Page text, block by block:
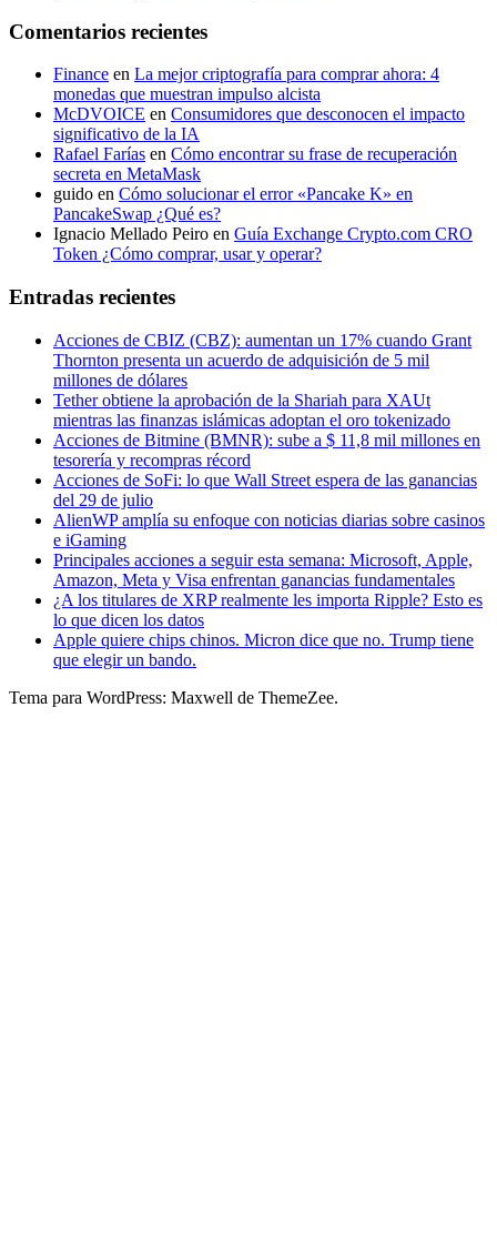
Comentarios recientes
Finance en La mejor criptografía para comprar ahora: 4
monedas que muestran impulso alcista
McDVOICE en Consumidores que desconocen el impacto
significativo de la IA
Rafael Farías en Cómo encontrar su frase de recuperación
secreta en MetaMask
guido en Cómo solucionar el error «Pancake K» en
PancakeSwap ¿Qué es?
Ignacio Mellado Peiro en Guía Exchange Crypto.com CRO
Token ¿Cómo comprar, usar y operar?
Entradas recientes
Acciones de CBIZ (CBZ): aumentan un 17% cuando Grant
Thornton presenta un acuerdo de adquisición de 5 mil
millones de dólares
Tether obtiene la aprobación de la Shariah para XAUt
mientras las finanzas islámicas adoptan el oro tokenizado
Acciones de Bitmine (BMNR): sube a $ 11,8 mil millones en
tesorería y recompras récord
Acciones de SoFi: lo que Wall Street espera de las ganancias
del 29 de julio
AlienWP amplía su enfoque con noticias diarias sobre casinos
e iGaming
Principales acciones a seguir esta semana: Microsoft, Apple,
Amazon, Meta y Visa enfrentan ganancias fundamentales
¿A los titulares de XRP realmente les importa Ripple? Esto es
lo que dicen los datos
Apple quiere chips chinos. Micron dice que no. Trump tiene
que elegir un bando.
Tema para WordPress: Maxwell de ThemeZee.